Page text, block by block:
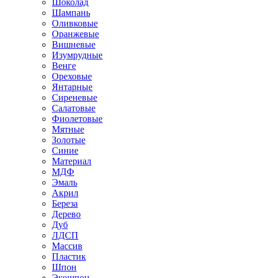
Шоколад
Шампань
Оливковые
Оранжевые
Вишневые
Изумрудные
Венге
Ореховые
Янтарные
Сиреневые
Салатовые
Фиолетовые
Мятные
Золотые
Синие
Материал
МДФ
Эмаль
Акрил
Береза
Дерево
Дуб
ЛДСП
Массив
Пластик
Шпон